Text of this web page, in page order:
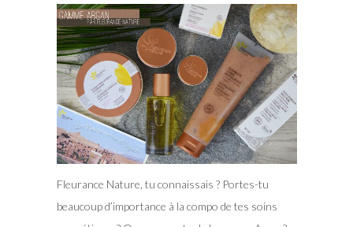
Fleurance Nature, tu connaissais ? Portes-tu
beaucoup d’importance à la compo de tes soins